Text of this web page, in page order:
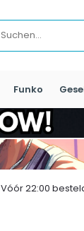
Funko
Vóór 22:00